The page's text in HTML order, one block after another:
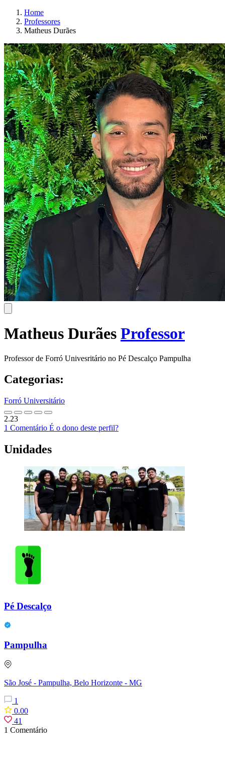
Home
Professores
Matheus Durães
Matheus Durães Professor
Professor de Forró Univesritário no Pé Descalço Pampulha
Categorias:
Forró Universitário
2.23
1 Comentário É o dono deste perfil?
Unidades
Pé Descalço
Pampulha
São José - Pampulha, Belo Horizonte - MG
1
0.00
41
1 Comentário